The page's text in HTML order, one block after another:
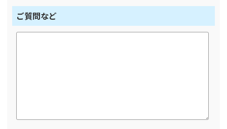
ご質問など